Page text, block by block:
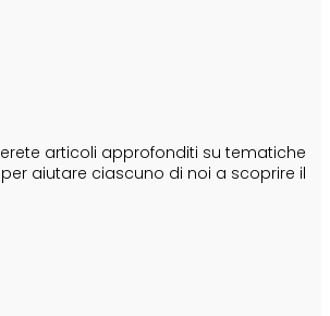
articoli approfonditi su tematiche
aiutare ciascuno di noi a scoprire il